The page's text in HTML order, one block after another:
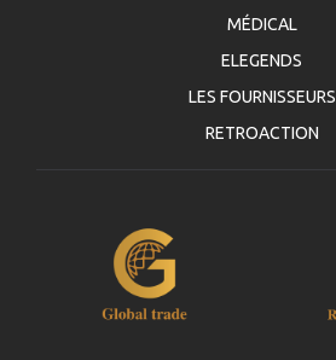
MÉDICAL
ELEGENDS
LES FOURNISSEURS
RETROACTION